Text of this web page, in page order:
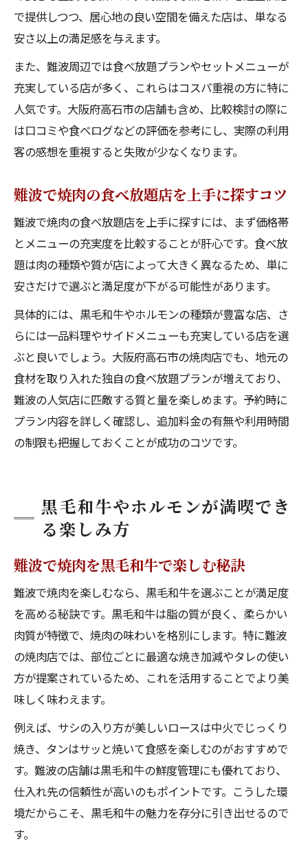
で提供しつつ、居心地の良い空間を備えた店は、単なる
安さ以上の満足感を与えます。
また、難波周辺では食べ放題プランやセットメニューが
充実している店が多く、これらはコスパ重視の方に特に
人気です。大阪府高石市の店舗も含め、比較検討の際に
は口コミや食べログなどの評価を参考にし、実際の利用
客の感想を重視すると失敗が少なくなります。
難波で焼肉の食べ放題店を上手に探すコツ
難波で焼肉の食べ放題店を上手に探すには、まず価格帯
とメニューの充実度を比較することが肝心です。食べ放
題は肉の種類や質が店によって大きく異なるため、単に
安さだけで選ぶと満足度が下がる可能性があります。
具体的には、黒毛和牛やホルモンの種類が豊富な店、さ
らには一品料理やサイドメニューも充実している店を選
ぶと良いでしょう。大阪府高石市の焼肉店でも、地元の
食材を取り入れた独自の食べ放題プランが増えており、
難波の人気店に匹敵する質と量を楽しめます。予約時に
プラン内容を詳しく確認し、追加料金の有無や利用時間
の制限も把握しておくことが成功のコツです。
黒毛和牛やホルモンが満喫でき
る楽しみ方
難波で焼肉を黒毛和牛で楽しむ秘訣
難波で焼肉を楽しむなら、黒毛和牛を選ぶことが満足度
を高める秘訣です。黒毛和牛は脂の質が良く、柔らかい
肉質が特徴で、焼肉の味わいを格別にします。特に難波
の焼肉店では、部位ごとに最適な焼き加減やタレの使い
方が提案されているため、これを活用することでより美
味しく味わえます。
例えば、サシの入り方が美しいロースは中火でじっくり
焼き、タンはサッと焼いて食感を楽しむのがおすすめで
す。難波の店舗は黒毛和牛の鮮度管理にも優れており、
仕入れ先の信頼性が高いのもポイントです。こうした環
境だからこそ、黒毛和牛の魅力を存分に引き出せるので
す。